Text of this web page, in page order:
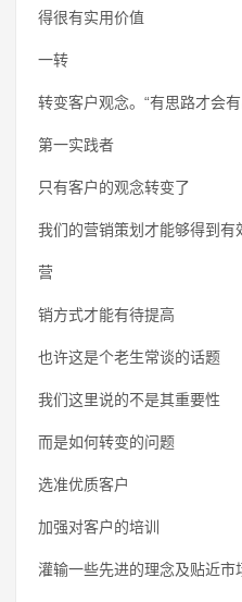
得很有实用价值
一转
转变客户观念。“有思路才会
第一实践者
只有客户的观念转变了
我们的营销策划才能够得到有
营
销方式才能有待提高
也许这是个老生常谈的话题
我们这里说的不是其重要性
而是如何转变的问题
选准优质客户
加强对客户的培训
灌输一些先进的理念及贴近市